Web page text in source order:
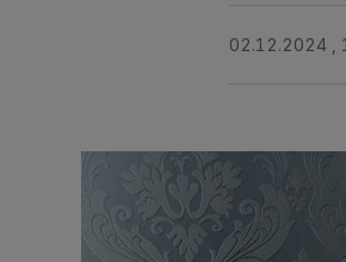
02.12.2024 ,